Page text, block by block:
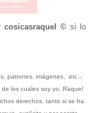
cosicasraquel © si lo
patrones, imágenes, etc.-,
, de los cuales soy yo, Raquel
derechos, tanto si se ha